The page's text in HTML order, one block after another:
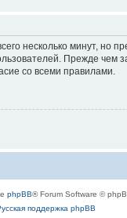
несколько минут, но
Прежде чем
со всеми правилами.
phpBB® Forum Software ©
поддержка phpBB